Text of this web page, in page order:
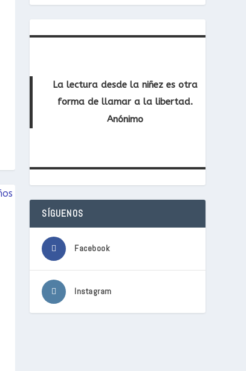
La lectura desde la niñez es otra
forma de llamar a la libertad.
Anónimo
SÍGUENOS
Facebook
Instagram